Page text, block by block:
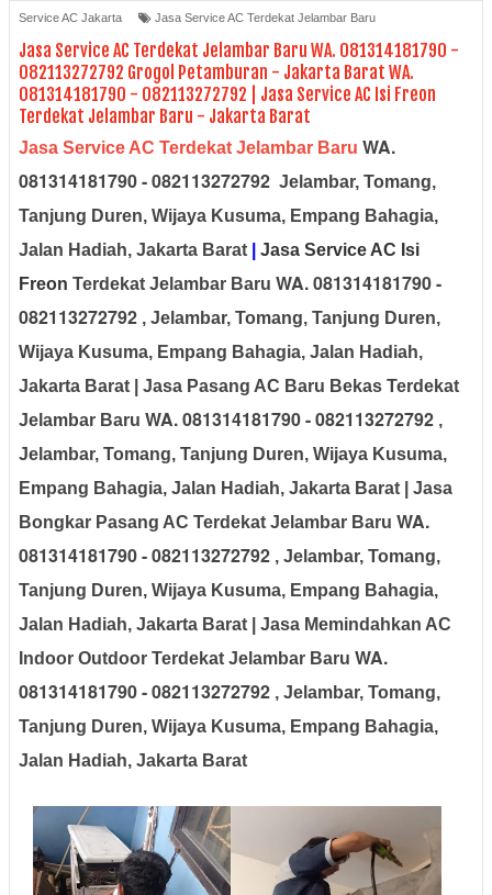
Service AC Jakarta Jasa Service AC Terdekat Jelambar Baru
Jasa Service AC Terdekat Jelambar Baru WA. 081314181790 -
082113272792 Grogol Petamburan - Jakarta Barat WA.
081314181790 - 082113272792 | Jasa Service AC Isi Freon
Terdekat Jelambar Baru - Jakarta Barat
Jasa Service AC Terdekat Jelambar Baru WA.
081314181790 - 082113272792 Jelambar, Tomang,
Tanjung Duren, Wijaya Kusuma, Empang Bahagia,
Jalan Hadiah, Jakarta Barat
Jasa Service AC Isi
Freon Terdekat Jelambar Baru WA. 081314181790 -
082113272792 , Jelambar, Tomang, Tanjung Duren,
Wijaya Kusuma, Empang Bahagia, Jalan Hadiah,
Jakarta Barat | Jasa Pasang AC Baru Bekas Terdekat
Jelambar Baru WA. 081314181790 - 082113272792 ,
Jelambar, Tomang, Tanjung Duren, Wijaya Kusuma,
Empang Bahagia, Jalan Hadiah, Jakarta Barat | Jasa
Bongkar Pasang AC Terdekat Jelambar Baru WA.
081314181790 - 082113272792 , Jelambar, Tomang,
Tanjung Duren, Wijaya Kusuma, Empang Bahagia,
Jalan Hadiah, Jakarta Barat | Jasa Memindahkan AC
Indoor Outdoor Terdekat Jelambar Baru WA.
081314181790 - 082113272792 , Jelambar, Tomang,
Tanjung Duren, Wijaya Kusuma, Empang Bahagia,
Jalan Hadiah, Jakarta Barat